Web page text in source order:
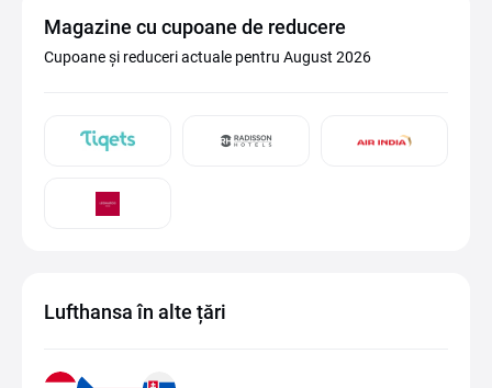
Magazine cu cupoane de reducere
Cupoane și reduceri actuale pentru August 2026
Lufthansa în alte țări